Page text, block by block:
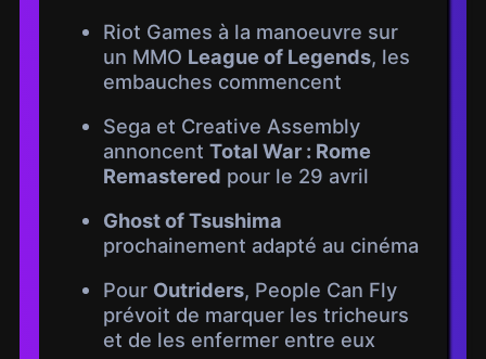
Riot Games à la manoeuvre sur
un MMO League of Legends, les
embauches commencent
Sega et Creative Assembly
annoncent Total War : Rome
Remastered pour le 29 avril
Ghost of Tsushima
prochainement adapté au cinéma
Pour Outriders, People Can Fly
prévoit de marquer les tricheurs
et de les enfermer entre eux